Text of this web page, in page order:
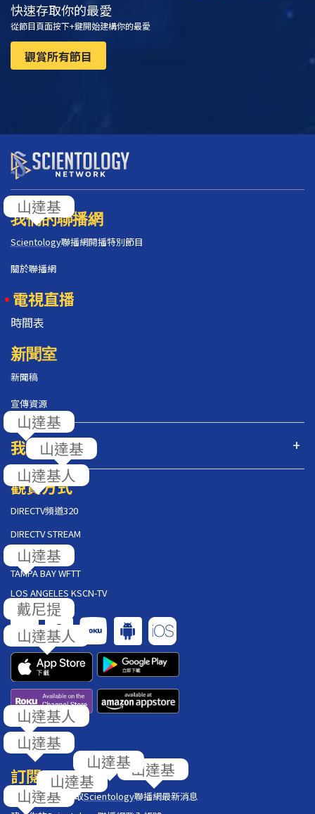
快速存取你的最愛
從節目頁面按下+鍵開始建構你的最愛
觀賞所有節目
我們的聯播網
Scientology聯播網開播特別節目
關於聯播網
電視直播
時間表
新聞室
新聞稿
宣傳資源
我們的節目
觀賞方式
DIRECTV頻道320
DIRECTV STREAM
AT&T U-VERSE
TAMPA BAY WFTT
LOS ANGELES KSCN-TV
回饋
訂閱
在你的收件匣獲取Scientology聯播網最新消息